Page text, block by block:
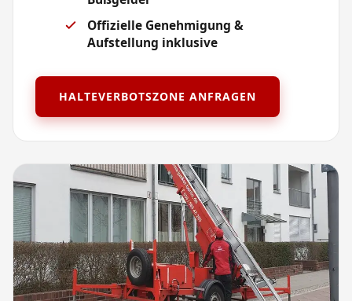
Offizielle Genehmigung &
Aufstellung inklusive
HALTEVERBOTSZONE ANFRAGEN